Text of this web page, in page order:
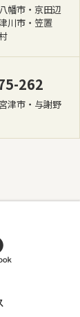
幡市・京田辺
川市・笠置
262
津市・与謝野